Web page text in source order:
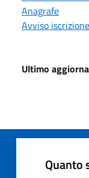
Anagrafe
Avviso
Ultimo
Quanto